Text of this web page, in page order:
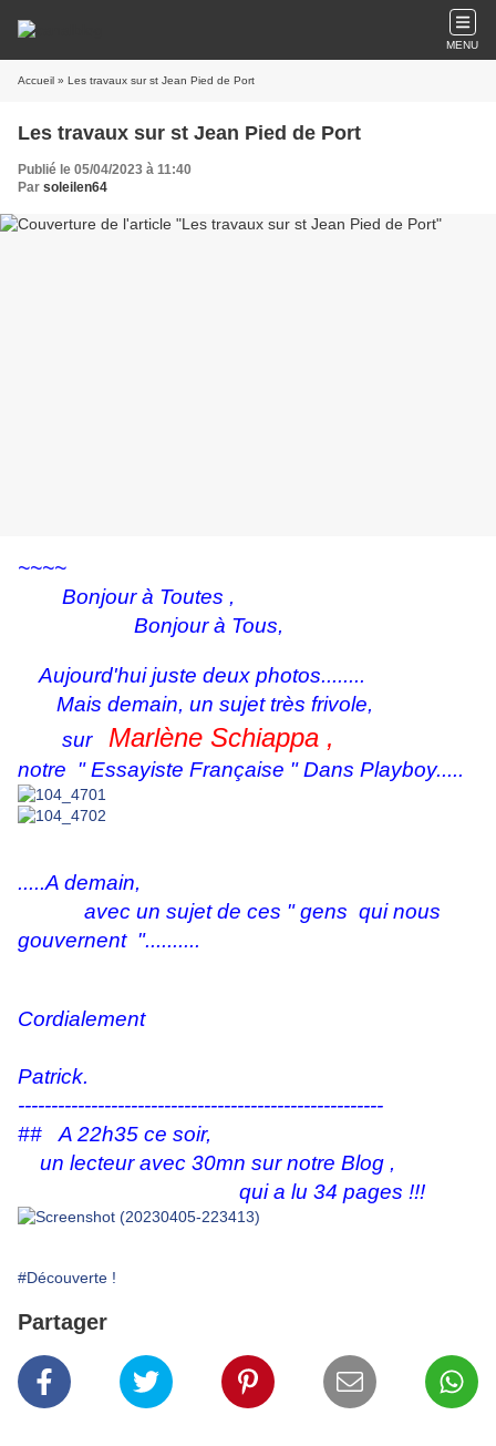
MENU
Accueil » Les travaux sur st Jean Pied de Port
Les travaux sur st Jean Pied de Port
Publié le 05/04/2023 à 11:40
Par soleilen64
~~~~
Bonjour à Toutes ,
Bonjour à Tous,
Aujourd'hui juste deux photos........
Mais demain, un sujet très frivole,
sur Marlène Schiappa ,
notre " Essayiste Française " Dans Playboy.....
.....A demain,
avec un sujet de ces " gens qui nous
gouvernent "..........
Cordialement
Patrick.
-------------------------------------------------------
## A 22h35 ce soir,
un lecteur avec 30mn sur notre Blog ,
qui a lu 34 pages !!!
#Découverte !
Partager